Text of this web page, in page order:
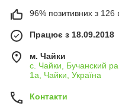
96% позитивних з 126
Працює з 18.09.2018
м. Чайки
с. Чайки, Бучанский
1а, Чайки, Україна
Контакти